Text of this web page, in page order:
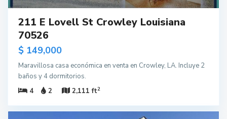
211 E Lovell St Crowley Louisiana
70526
$ 149,000
Maravillosa casa económica en venta en Crowley, LA. Incluye 2
baños y 4 dormitorios.
4
2 2,111 ft2